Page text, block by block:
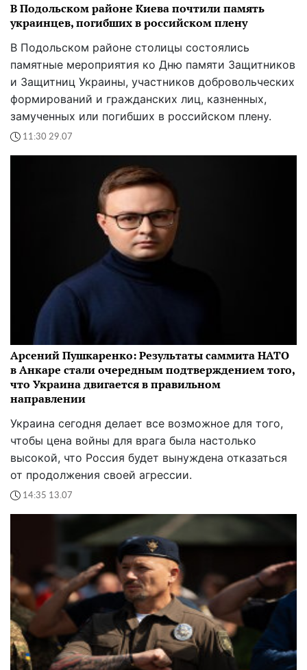
В Подольском районе Киева почтили память
украинцев, погибших в российском плену
В Подольском районе столицы состоялись
памятные мероприятия ко Дню памяти Защитников
и Защитниц Украины, участников добровольческих
формирований и гражданских лиц, казненных,
замученных или погибших в российском плену.
11:30 29.07
Арсений Пушкаренко: Результаты саммита НАТО
в Анкаре стали очередным подтверждением того,
что Украина двигается в правильном
направлении
Украина сегодня делает все возможное для того,
чтобы цена войны для врага была настолько
высокой, что Россия будет вынуждена отказаться
от продолжения своей агрессии.
14:35 13.07